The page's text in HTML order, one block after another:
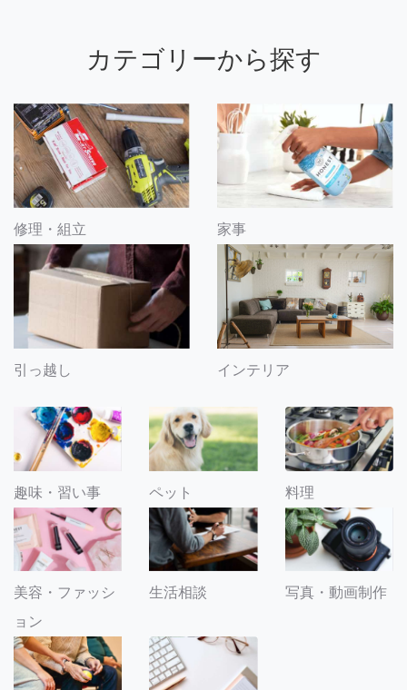
カテゴリーから探す
修理・組立 家事
引っ越し インテリア
趣味・習い事 ペット 料理
美容・ファッシ
ョン
生活相談 写真・動画制作